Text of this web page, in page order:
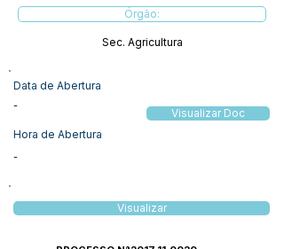
Órgão:
Sec. Agricultura
Data de Abertura
-
Hora de Abertura
-
Visualizar Doc
Visualizar